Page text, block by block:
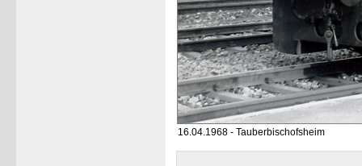
16.04.1968 - Tauberbischofsheim